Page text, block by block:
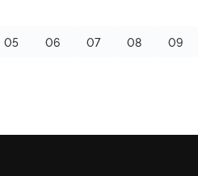
05 06 07 08 09